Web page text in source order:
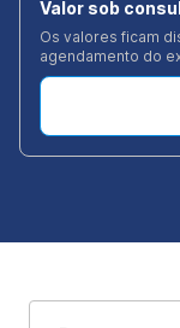
Valor sob
Os valores ficam
agendamento do